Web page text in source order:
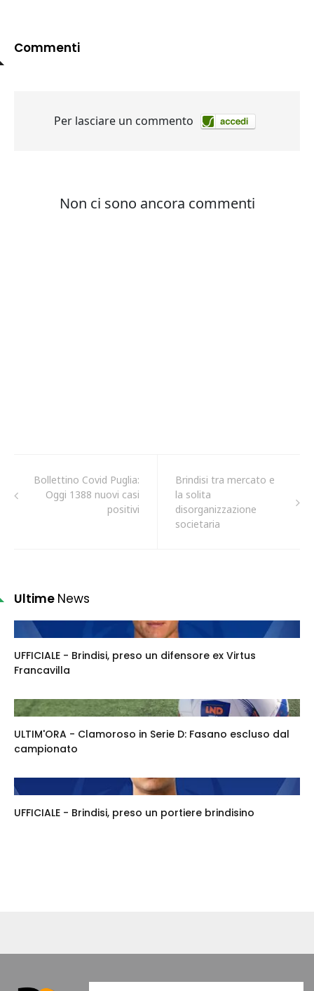
Commenti
Bollettino Covid Puglia:
Oggi 1388 nuovi casi
positivi
Brindisi tra mercato e
la solita
disorganizzazione
societaria
Ultime News
UFFICIALE - Brindisi, preso un difensore ex Virtus
Francavilla
ULTIM'ORA - Clamoroso in Serie D: Fasano escluso dal
campionato
UFFICIALE - Brindisi, preso un portiere brindisino